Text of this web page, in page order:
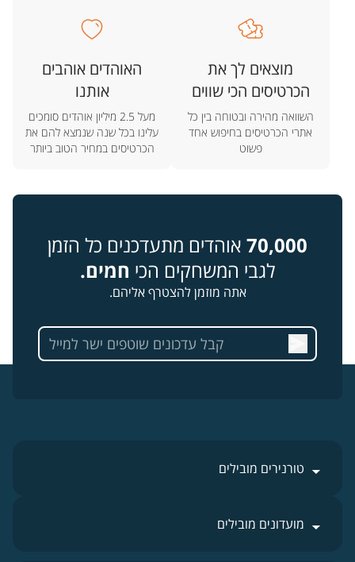
מוצאים לך את
הכרטיסים הכי שווים
השוואה מהירה ובטוחה בין כל
אתרי הכרטיסים בחיפוש אחד
פשוט
האוהדים אוהבים
אותנו
מעל 2.5 מיליון אוהדים סומכים
עלינו בכל שנה שנמצא להם את
הכרטיסים במחיר הטוב ביותר
70,000 אוהדים מתעדכנים כל הזמן
לגבי המשחקים הכי חמים.
אתה מוזמן להצטרף אליהם.
טורנירים מובילים
מועדונים מובילים